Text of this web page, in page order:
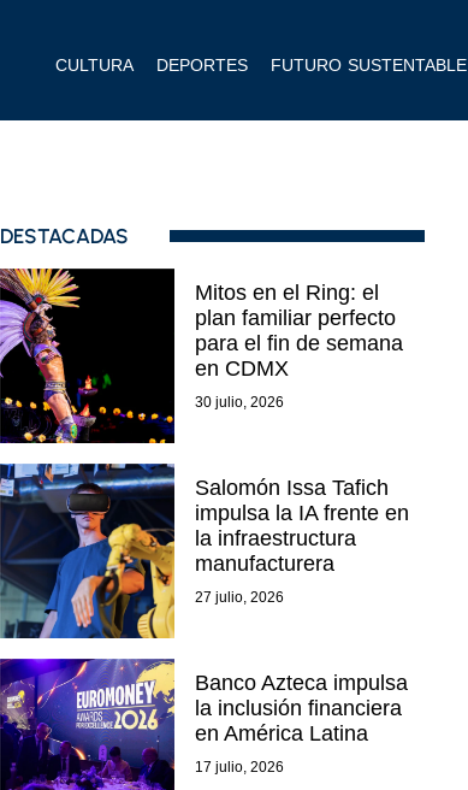
CULTURA DEPORTES FUTURO SUSTENTABLE
DESTACADAS
Mitos en el Ring: el
plan familiar perfecto
para el fin de semana
en CDMX
30 julio, 2026
Salomón Issa Tafich
impulsa la IA frente en
la infraestructura
manufacturera
27 julio, 2026
Banco Azteca impulsa
la inclusión financiera
en América Latina
17 julio, 2026